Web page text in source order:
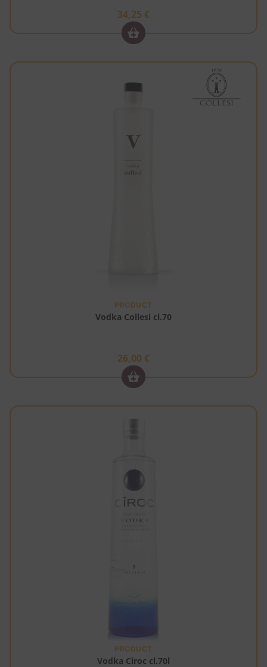
34,25 €
PRODUCT
Vodka Collesi cl.70
26,00 €
PRODUCT
Vodka Ciroc cl.70l